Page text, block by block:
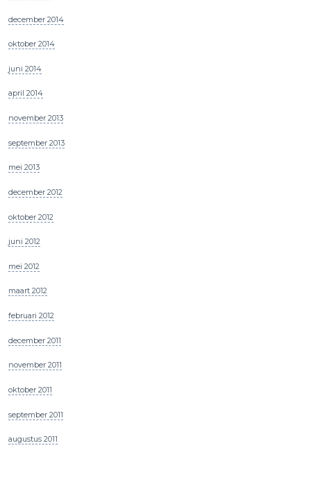
december 2014
oktober 2014
juni 2014
april 2014
november 2013
september 2013
mei 2013
december 2012
oktober 2012
juni 2012
mei 2012
maart 2012
februari 2012
december 2011
november 2011
oktober 2011
september 2011
augustus 2011